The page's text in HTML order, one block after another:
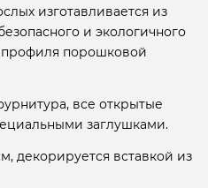
изготавливается из
и экологичного
профиля порошковой
все открытые
заглушками.
декорируется вставкой из